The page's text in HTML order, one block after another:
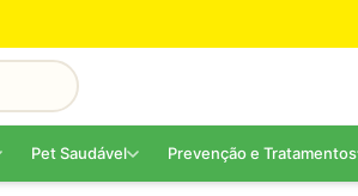
Pet Saudável Prevenção e Tratamentos